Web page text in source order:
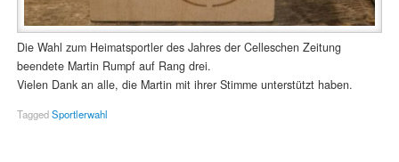
Die Wahl zum Heimatsportler des Jahres der Celleschen Zeitung
beendete Martin Rumpf auf Rang drei.
Vielen Dank an alle, die Martin mit ihrer Stimme unterstützt haben.
TaggedSportlerwahl